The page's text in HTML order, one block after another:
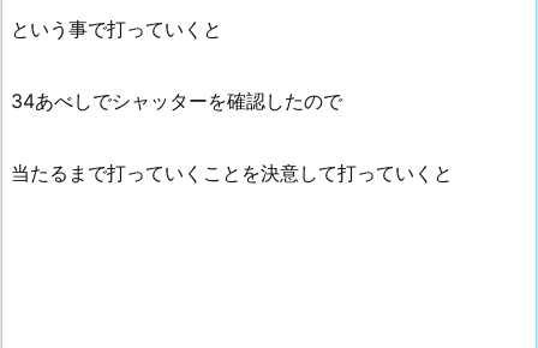
という事で打っていくと
34あべしでシャッターを確認したので
当たるまで打っていくことを決意して打っていくと